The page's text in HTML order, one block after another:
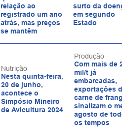
relação ao
registrado um ano
atrás, mas preços
se mantêm
surto da
em segundo
Estado
Nutrição
Nesta quinta-feira,
20 de junho,
acontece o
Simpósio Mineiro
de Avicultura 2024
Produção
Com mais de
mil/t já
embarcadas,
exportações
carne de
sinalizam o
agosto de
os tempos